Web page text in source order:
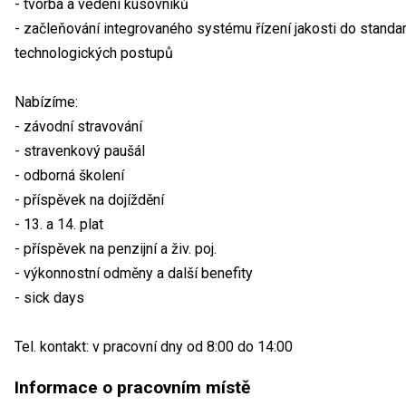
- tvorba a vedení kusovníků
- začleňování integrovaného systému řízení jakosti do
technologických postupů
Nabízíme:
- závodní stravování
- stravenkový paušál
- odborná školení
- příspěvek na dojíždění
- 13. a 14. plat
- příspěvek na penzijní a živ. poj.
- výkonnostní odměny a další benefity
- sick days
Tel. kontakt: v pracovní dny od 8:00 do 14:00
Informace o pracovním místě